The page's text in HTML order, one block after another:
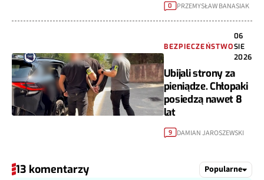
0 PRZEMYSŁAW BANASIAK
BEZPIECZEŃSTWO
06
SIE
2026
Ubijali strony za
pieniądze. Chłopaki
posiedzą nawet 8
lat
9 DAMIAN JAROSZEWSKI
13 komentarzy Popularne